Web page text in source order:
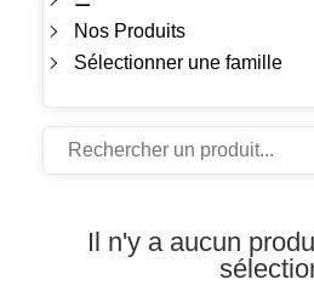
Nos Produits
Sélectionner une famille
Il n'y a aucun